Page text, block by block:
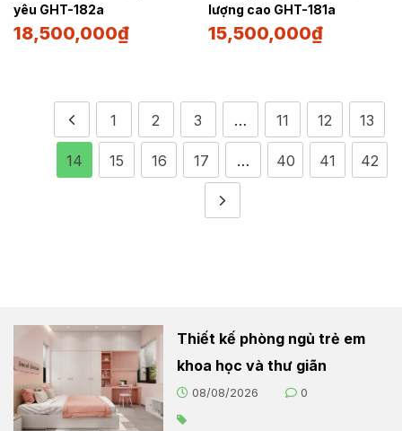
yêu GHT-182a
18,500,000₫
lượng cao GHT-181a
15,500,000₫
1 2 3 … 11 12 13
14 15 16 17 … 40 41 42
Thiết kế phòng ngủ trẻ em
khoa học và thư giãn
08/08/2026 0